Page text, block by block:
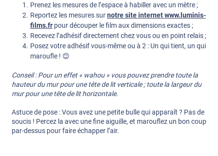
Prenez les mesures de l’espace à habiller avec un mètre ;
Reportez les mesures surnotre site internet www.luminis-
films.frpour découper le film aux dimensions exactes ;
Recevez l’adhésif directement chez vous ou en point relais ;
Posez votre adhésif vous-même ou à 2 : Un qui tient, un qui
maroufle ! 😊
Conseil : Pour un effet « wahou » vous pouvez prendre toute la
hauteur du mur pour une tête de lit verticale ; toute la largeur du
mur pour une tête de lit horizontale.
Astuce de pose : Vous avez une petite bulle qui apparaît ? Pas de
soucis ! Percez la avec une fine aiguille, et marouflez un bon coup
par-dessus pour faire échapper l’air.